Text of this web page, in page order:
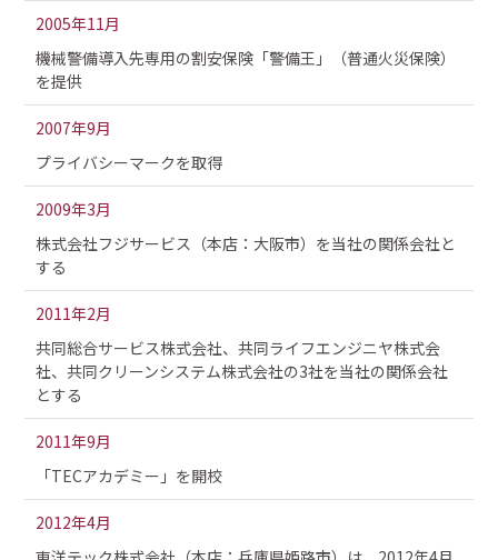
2005年11月
機械警備導入先専用の割安保険「警備王」（普通火災保険）
を提供
2007年9月
プライバシーマークを取得
2009年3月
株式会社フジサービス（本店：大阪市）を当社の関係会社と
する
2011年2月
共同総合サービス株式会社、共同ライフエンジニヤ株式会
社、共同クリーンシステム株式会社の3社を当社の関係会社
とする
2011年9月
「TECアカデミー」を開校
2012年4月